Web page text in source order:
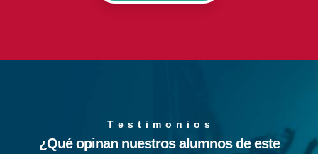
T e s t i m o n i o s
¿Qué opinan nuestros alumnos de este